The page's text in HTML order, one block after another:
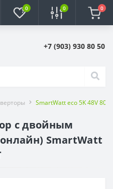
0 0 0
+7 (903) 930 80 50
SmartWatt eco 5K 48V
с двойным
SmartWatt